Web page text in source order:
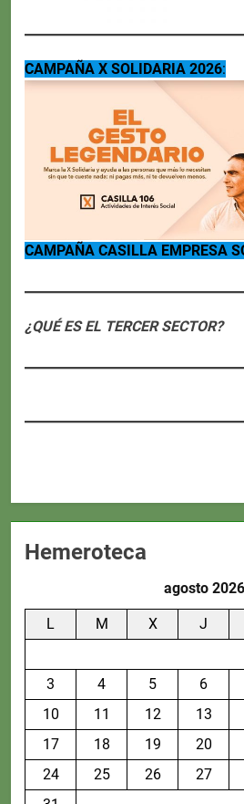
CAMPAÑA X SOLIDARIA 2026:
CAMPAÑA CASILLA EMPRESA
¿QUÉ ES EL TERCER SECTOR?
Hemeroteca
agosto 2026
L M X J
3
4 5 6
10
11 12 13
17
18 19 20
24
25 26 27